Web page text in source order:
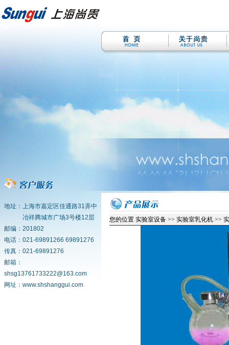
地址：上海市嘉定区佳通路31弄中
冶祥腾城市广场3号楼12层
邮编：201802
电话：021-69891266 69891276
传真：021-69891276
邮箱：
shsg13761733222@163.com
网址：www.shshanggui.com
您的位置 实验室设备 >> 实验室乳化机 >>